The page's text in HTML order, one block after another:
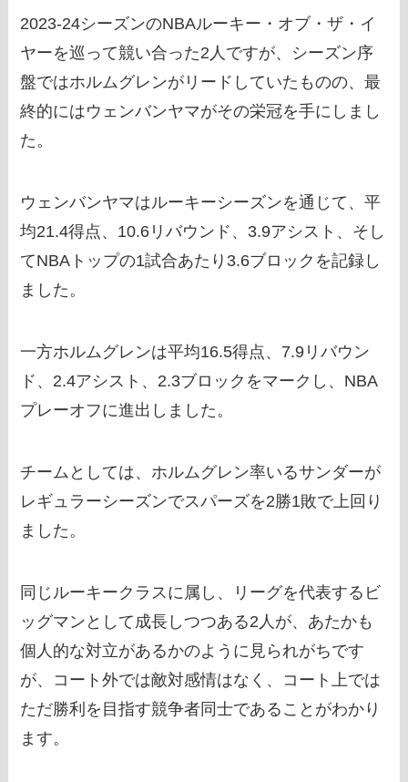
2023-24シーズンのNBAルーキー・オブ・ザ・イ
ヤーを巡って競い合った2人ですが、シーズン序
盤ではホルムグレンがリードしていたものの、最
終的にはウェンバンヤマがその栄冠を手にしまし
た。
ウェンバンヤマはルーキーシーズンを通じて、平
均21.4得点、10.6リバウンド、3.9アシスト、そし
てNBAトップの1試合あたり3.6ブロックを記録し
ました。
一方ホルムグレンは平均16.5得点、7.9リバウン
ド、2.4アシスト、2.3ブロックをマークし、NBA
プレーオフに進出しました。
チームとしては、ホルムグレン率いるサンダーが
レギュラーシーズンでスパーズを2勝1敗で上回り
ました。
同じルーキークラスに属し、リーグを代表するビ
ッグマンとして成長しつつある2人が、あたかも
個人的な対立があるかのように見られがちです
が、コート外では敵対感情はなく、コート上では
ただ勝利を目指す競争者同士であることがわかり
ます。